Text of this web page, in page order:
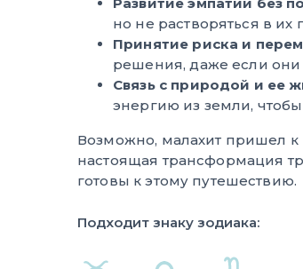
но не растворяться в их
Принятие риска и
решения, даже если они
Связь с природой и ее
энергию из земли, чтобы
Возможно, малахит пришел к
настоящая трансформация
готовы к этому путешествию.
Подходит знаку зодиака: